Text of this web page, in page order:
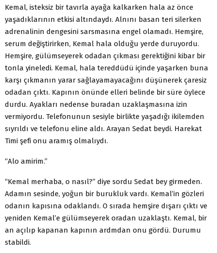
Kemal, isteksiz bir tavırla ayağa kalkarken hala az önce
yaşadıklarının etkisi altındaydı. Alnını basan teri silerken
adrenalinin dengesini sarsmasına engel olamadı. Hemşire,
serum değiştirirken, Kemal hala olduğu yerde duruyordu.
Hemşire, gülümseyerek odadan çıkması gerektiğini kibar bir
tonla yineledi. Kemal, hala tereddüdü içinde yaşarken buna
karşı çıkmanın yarar sağlayamayacağını düşünerek çaresiz
odadan çıktı. Kapının önünde elleri belinde bir süre öylece
durdu. Ayakları nedense buradan uzaklaşmasına izin
vermiyordu. Telefonunun sesiyle birlikte yaşadığı ikilemden
sıyrıldı ve telefonu eline aldı. Arayan Sedat beydi. Harekat
Timi şefi onu aramış olmalıydı.
“Alo amirim.”
“Kemal merhaba, o nasıl?” diye sordu Sedat bey girmeden.
Adamın sesinde, yoğun bir burukluk vardı. Kemal’in gözleri
odanın kapısına odaklandı. O sırada hemşire dışarı çıktı ve
yeniden Kemal’e gülümseyerek oradan uzaklaştı. Kemal, bir
an açılıp kapanan kapının ardmdan onu gördü. Durumu
stabildi.